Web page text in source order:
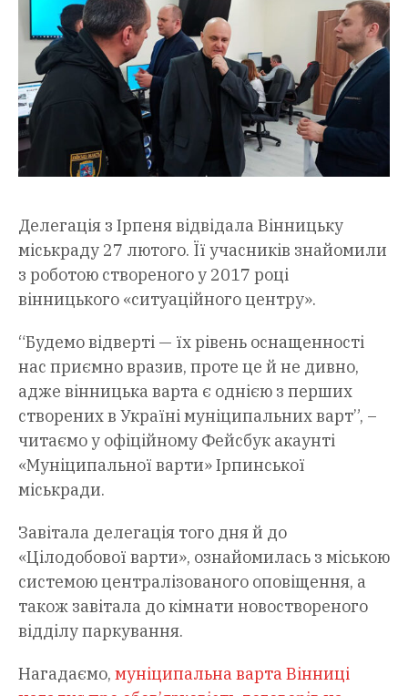
Делегація з Ірпеня відвідала Вінницьку
міськраду 27 лютого. Її учасників знайомили
з роботою створеного у 2017 році
вінницького «ситуаційного центру».
“Будемо відверті — їх рівень оснащенності
нас приємно вразив, проте це й не дивно,
адже вінницька варта є однією з перших
створених в Україні муніципальних варт”, –
читаємо у офіційному Фейсбук акаунті
«Муніципальної варти» Ірпинської
міськради.
Завітала делегація того дня й до
«Цілодобової варти», ознайомилась з міською
системою централізованого оповіщення, а
також завітала до кімнати новоствореного
відділу паркування.
Нагадаємо, муніципальна варта Вінниці